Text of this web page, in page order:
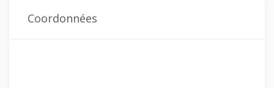
Coordonnées